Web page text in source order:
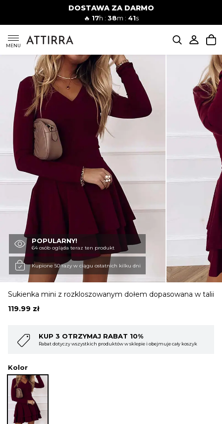
DOSTAWA ZA DARMO
🔥 17h : 38m : 40s
MENU
Mężczyźni
SUKIENKI
KOMPLETY
KOMBINEZONY
DÓŁ DAMSKIE
STROJE KĄPIELOWE
BLUZKI
OBUWIE
BIELIZNA
SWETRY
OKRYCIA WIERZCHNIE
POPULARNY!
64 osób ogląda teraz ten produkt
Kupione 50 razy w ciągu ostatnich kilku dni
Sukienka mini z rozkloszowanym dołem dopasowana w talii
119.99 zł
i obejmuje cały koszyk
KUP 4 OTRZYMAJ RABAT 15%
Rabat dotyczy wszystkich produktów w sklepie i
Kolor